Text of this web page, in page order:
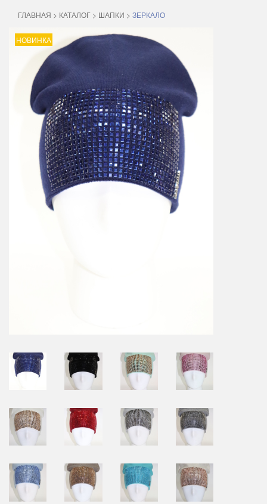
ГЛАВНАЯ > КАТАЛОГ > ШАПКИ > ЗЕРКАЛО
НОВИНКА